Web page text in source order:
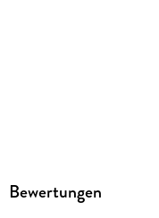
Bewertungen